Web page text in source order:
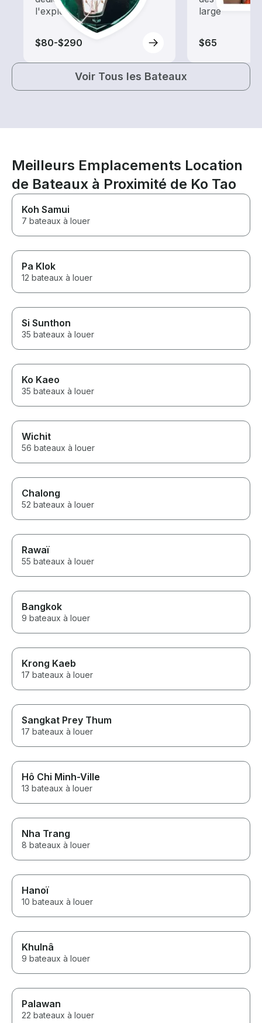
l'exploration
$80-$290
large
$65
Voir Tous les Bateaux
Meilleurs Emplacements Location
de Bateaux à Proximité de Ko Tao
Koh Samui
7 bateaux à louer
Pa Klok
12 bateaux à louer
Si Sunthon
35 bateaux à louer
Ko Kaeo
35 bateaux à louer
Wichit
56 bateaux à louer
Chalong
52 bateaux à louer
Rawaï
55 bateaux à louer
Bangkok
9 bateaux à louer
Krong Kaeb
17 bateaux à louer
Sangkat Prey Thum
17 bateaux à louer
Hô Chi Minh-Ville
13 bateaux à louer
Nha Trang
8 bateaux à louer
Hanoï
10 bateaux à louer
Khulnâ
9 bateaux à louer
Palawan
22 bateaux à louer